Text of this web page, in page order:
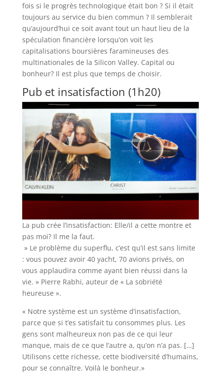
fois si le progrès technologique était bon ? Si il était
toujours au service du bien commun ? Il semblerait
qu’aujourd’hui ce soit avant tout un haut lieu de la
spéculation financière lorsqu’on voit les
capitalisations boursières faramineuses des
multinationales de la Silicon Valley. Capital ou
bonheur? Il est plus que temps de choisir.
Pub et insatisfaction (1h20)
La pub crée l’insatisfaction: Elle/il a cette montre et
pas moi? Il me la faut.
» Le problème du superflu, c’est qu’il est sans limite
: vous pouvez avoir 40 yacht, 70 avions privés, on
vous applaudira comme ayant bien réussi dans la
vie. » Pierre Rabhi, auteur de « La sobriété
heureuse ».
« Notre système est un système d’insatisfaction,
parce que si t’es satisfait tu consommes plus. Les
gens sont malheureux non pas de ce qui leur
manque, mais de ce que l’autre a, qu’on n’a pas. […]
Utilisons cette richesse, cette biodiversité d’humains,
pour se connaître. Voilà le bonheur.»